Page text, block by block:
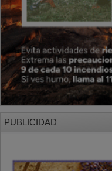
PUBLICIDAD